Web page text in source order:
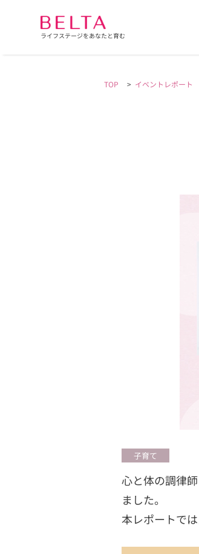
ライフステージをあなたと育む
TOP > イベントレポート
子育て
心と体の調律
ました。
本レポートで